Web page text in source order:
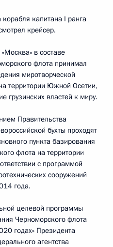
капитана I ранга
крейсер.
в составе
флота принимал
миротворческой
территории Южной Осетии,
грузинских властей к миру.
Правительства
бухты проходят
пункта базирования
флота на территории
с программой
сооружений
года.
целевой программы
Черноморского флота
годах» Президента
агентства